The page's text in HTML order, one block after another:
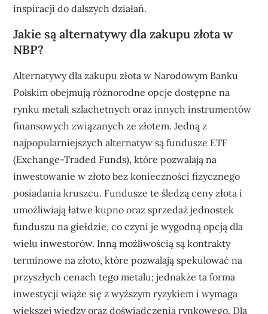
inspiracji do dalszych działań.
Jakie są alternatywy dla zakupu złota w
NBP?
Alternatywy dla zakupu złota w Narodowym Banku
Polskim obejmują różnorodne opcje dostępne na
rynku metali szlachetnych oraz innych instrumentów
finansowych związanych ze złotem. Jedną z
najpopularniejszych alternatyw są fundusze ETF
(Exchange-Traded Funds), które pozwalają na
inwestowanie w złoto bez konieczności fizycznego
posiadania kruszcu. Fundusze te śledzą ceny złota i
umożliwiają łatwe kupno oraz sprzedaż jednostek
funduszu na giełdzie, co czyni je wygodną opcją dla
wielu inwestorów. Inną możliwością są kontrakty
terminowe na złoto, które pozwalają spekulować na
przyszłych cenach tego metalu; jednakże ta forma
inwestycji wiąże się z wyższym ryzykiem i wymaga
większej wiedzy oraz doświadczenia rynkowego. Dla